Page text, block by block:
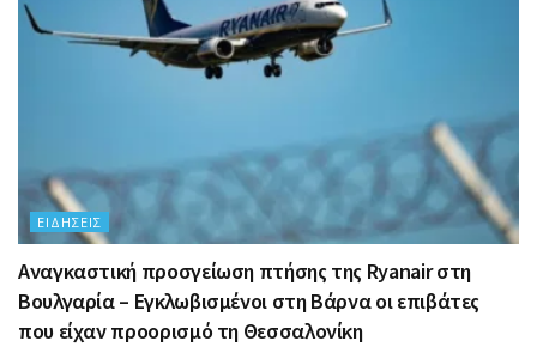
ΕΙΔΉΣΕΙΣ
Αναγκαστική προσγείωση πτήσης της Ryanair στη
Βουλγαρία – Εγκλωβισμένοι στη Βάρνα οι επιβάτες
που είχαν προορισμό τη Θεσσαλονίκη